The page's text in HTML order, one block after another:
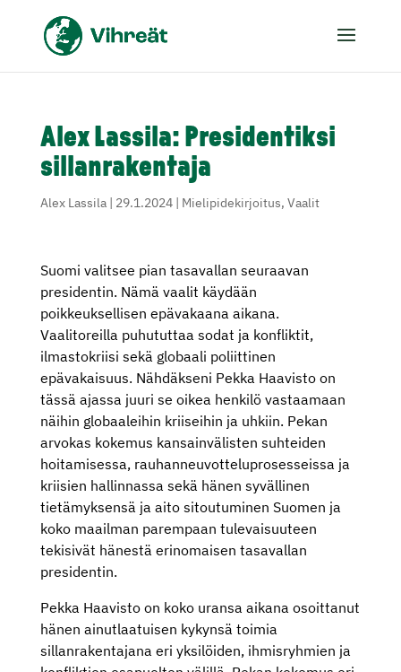
Alex Lassila: Presidentiksi
sillanrakentaja
Alex Lassila| 29.1.2024| Mielipidekirjoitus, Vaalit
Suomi valitsee pian tasavallan seuraavan
presidentin. Nämä vaalit käydään
poikkeuksellisen epävakaana aikana.
Vaalitoreilla puhututtaa sodat ja konfliktit,
ilmastokriisi sekä globaali poliittinen
epävakaisuus. Nähdäkseni Pekka Haavisto on
tässä ajassa juuri se oikea henkilö vastaamaan
näihin globaaleihin kriiseihin ja uhkiin. Pekan
arvokas kokemus kansainvälisten suhteiden
hoitamisessa, rauhanneuvotteluprosesseissa ja
kriisien hallinnassa sekä hänen syvällinen
tietämyksensä ja aito sitoutuminen Suomen ja
koko maailman parempaan tulevaisuuteen
tekisivät hänestä erinomaisen tasavallan
presidentin.
Pekka Haavisto on koko uransa aikana osoittanut
hänen ainutlaatuisen kykynsä toimia
sillanrakentajana eri yksilöiden, ihmisryhmien ja